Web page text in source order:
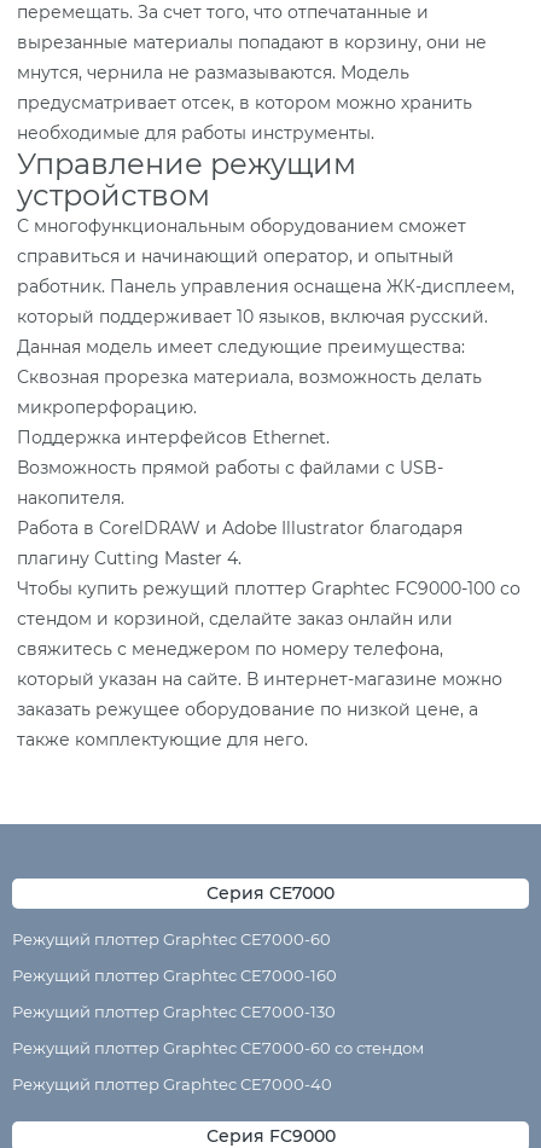
перемещать. За счет того, что отпечатанные и
вырезанные материалы попадают в корзину, они не
мнутся, чернила не размазываются. Модель
предусматривает отсек, в котором можно хранить
необходимые для работы инструменты.
Управление режущим
устройством
С многофункциональным оборудованием сможет
справиться и начинающий оператор, и опытный
работник. Панель управления оснащена ЖК-дисплеем,
который поддерживает 10 языков, включая русский.
Данная модель имеет следующие преимущества:
Сквозная прорезка материала, возможность делать
микроперфорацию.
Поддержка интерфейсов Ethernet.
Возможность прямой работы с файлами с USB-
накопителя.
Работа в CorelDRAW и Adobe Illustrator благодаря
плагину Cutting Master 4.
Чтобы купить режущий плоттер Graphtec FC9000-100 со
стендом и корзиной, сделайте заказ онлайн или
свяжитесь с менеджером по номеру телефона,
который указан на сайте. В интернет-магазине можно
заказать режущее оборудование по низкой цене, а
также комплектующие для него.
Серия CE7000
Режущий плоттер Graphtec CE7000-60
Режущий плоттер Graphtec CE7000-160
Режущий плоттер Graphtec CE7000-130
Режущий плоттер Graphtec CE7000-60 со стендом
Режущий плоттер Graphtec CE7000-40
Серия FC9000